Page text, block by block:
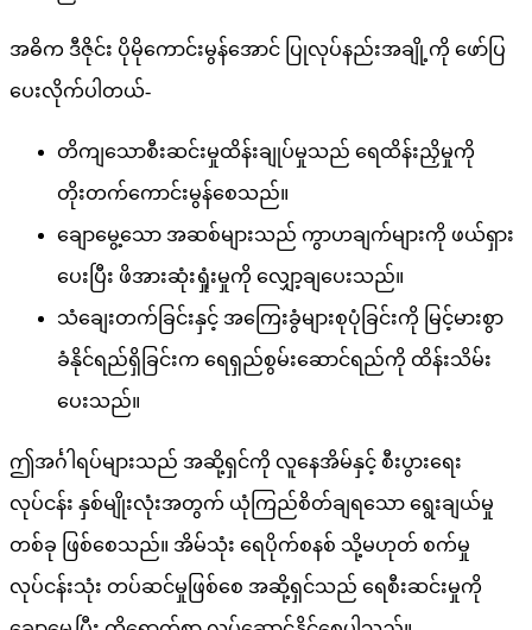
အဓိက ဒီဇိုင်း ပိုမိုကောင်းမွန်အောင် ပြုလုပ်နည်းအချို့ကို ဖော်ပြ
ပေးလိုက်ပါတယ်-
တိကျသောစီးဆင်းမှုထိန်းချုပ်မှုသည် ရေထိန်းညှိမှုကို
တိုးတက်ကောင်းမွန်စေသည်။
ချောမွေ့သော အဆစ်များသည် ကွာဟချက်များကို ဖယ်ရှား
ပေးပြီး ဖိအားဆုံးရှုံးမှုကို လျှော့ချပေးသည်။
သံချေးတက်ခြင်းနှင့် အကြေးခွံများစုပုံခြင်းကို မြင့်မားစွာ
ခံနိုင်ရည်ရှိခြင်းက ရေရှည်စွမ်းဆောင်ရည်ကို ထိန်းသိမ်း
ပေးသည်။
ဤအင်္ဂါရပ်များသည် အဆို့ရှင်ကို လူနေအိမ်နှင့် စီးပွားရေး
လုပ်ငန်း နှစ်မျိုးလုံးအတွက် ယုံကြည်စိတ်ချရသော ရွေးချယ်မှု
တစ်ခု ဖြစ်စေသည်။ အိမ်သုံး ရေပိုက်စနစ် သို့မဟုတ် စက်မှု
လုပ်ငန်းသုံး တပ်ဆင်မှုဖြစ်စေ အဆို့ရှင်သည် ရေစီးဆင်းမှုကို